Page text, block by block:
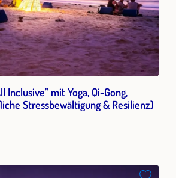
Inclusive” mit Yoga, Qi-Gong,
Stressbewältigung & Resilienz)